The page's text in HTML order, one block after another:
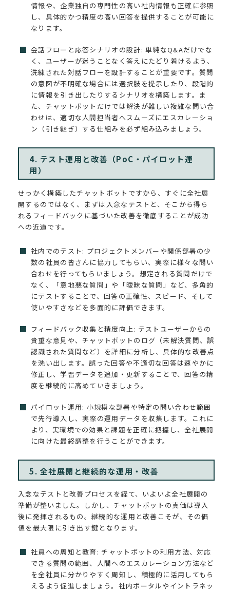
情報や、企業独自の専門性の高い社内情報も正確に参照
し、具体的かつ精度の高い回答を提供することが可能に
なります。
会話フローと応答シナリオの設計: 単純なQ&Aだけでな
く、ユーザーが迷うことなく答えにたどり着けるよう、
洗練された対話フローを設計することが重要です。質問
の意図が不明確な場合には選択肢を提示したり、段階的
に情報を引き出したりするシナリオを構築します。ま
た、チャットボットだけでは解決が難しい複雑な問い合
わせは、適切な人間担当者へスムーズにエスカレーショ
ン（引き継ぎ）する仕組みを必ず組み込みましょう。
4. テスト運用と改善（PoC・パイロット運
用）
せっかく構築したチャットボットですから、すぐに全社展
開するのではなく、まずは入念なテストと、そこから得ら
れるフィードバックに基づいた改善を徹底することが成功
への近道です。
社内でのテスト: プロジェクトメンバーや関係部署の少
数の社員の皆さんに協力してもらい、実際に様々な問い
合わせを行ってもらいましょう。想定される質問だけで
なく、「意地悪な質問」や「曖昧な質問」など、多角的
にテストすることで、回答の正確性、スピード、そして
使いやすさなどを多面的に評価できます。
フィードバック収集と精度向上: テストユーザーからの
貴重な意見や、チャットボットのログ（未解決質問、誤
認識された質問など）を詳細に分析し、具体的な改善点
を洗い出します。誤った回答や不適切な回答は速やかに
修正し、学習データを追加・更新することで、回答の精
度を継続的に高めていきましょう。
パイロット運用: 小規模な部署や特定の問い合わせ範囲
で先行導入し、実際の運用データを収集します。これに
より、実環境での効果と課題を正確に把握し、全社展開
に向けた最終調整を行うことができます。
5. 全社展開と継続的な運用・改善
入念なテストと改善プロセスを経て、いよいよ全社展開の
準備が整いました。しかし、チャットボットの真価は導入
後に発揮されるもの。継続的な運用と改善こそが、その価
値を最大限に引き出す鍵となります。
社員への周知と教育: チャットボットの利用方法、対応
できる質問の範囲、人間へのエスカレーション方法など
を全社員に分かりやすく周知し、積極的に活用してもら
えるよう促進しましょう。社内ポータルやイントラネッ